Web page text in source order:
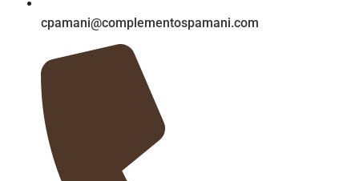
cpamani@complementospamani.com